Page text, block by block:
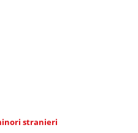
stranieri